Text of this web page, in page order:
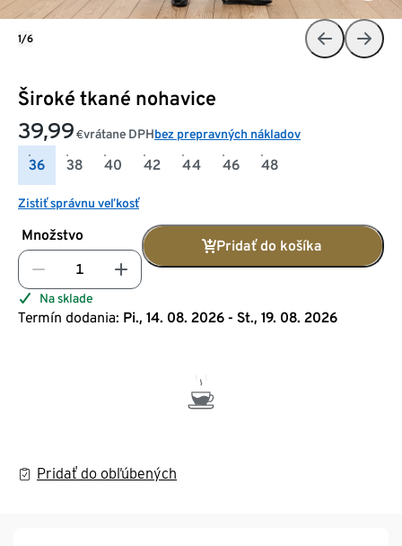
Široké tkané nohavice
39,99 €vrátane DPHbez prepravných nákladov
36 38 40 42 44 46 48
Zistiť správnu veľkosť
Množstvo
Pridať do košíka
Na sklade
Termín dodania: Pi., 14. 08. 2026 - St., 19. 08. 2026
Pridať do obľúbených
1/6